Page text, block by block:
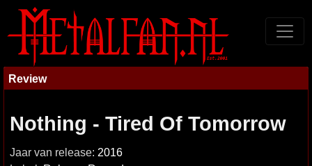
Review
Nothing - Tired Of Tomorrow
Jaar van release: 2016